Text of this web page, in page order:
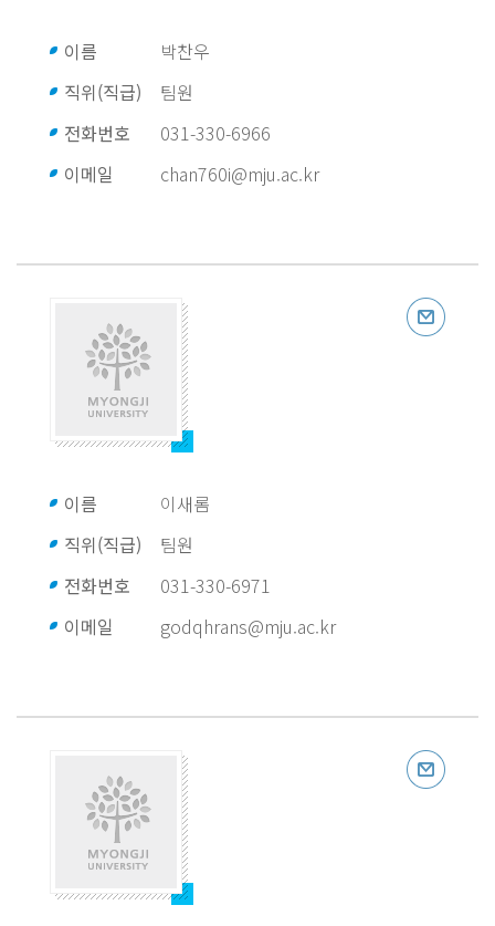
이름
박찬우
직위(직급)
팀원
전화번호
031-330-6966
이메일
chan760i@mju.ac.kr
이름
이새롬
직위(직급)
팀원
전화번호
031-330-6971
이메일
godqhrans@mju.ac.kr